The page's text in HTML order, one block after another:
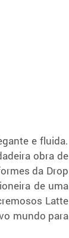
e fluida.
obra de
da Drop
de uma
Latte
mundo para